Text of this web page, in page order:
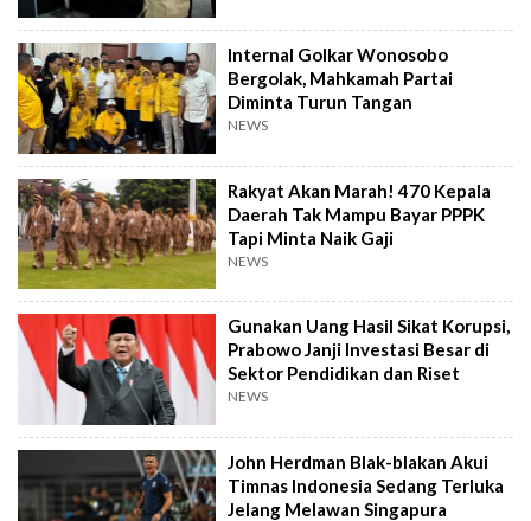
Internal Golkar Wonosobo
Bergolak, Mahkamah Partai
Diminta Turun Tangan
NEWS
Rakyat Akan Marah! 470 Kepala
Daerah Tak Mampu Bayar PPPK
Tapi Minta Naik Gaji
NEWS
Gunakan Uang Hasil Sikat Korupsi,
Prabowo Janji Investasi Besar di
Sektor Pendidikan dan Riset
NEWS
John Herdman Blak-blakan Akui
Timnas Indonesia Sedang Terluka
Jelang Melawan Singapura